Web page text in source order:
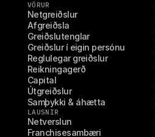
VÖRUR
Netgreiðslur
Afgreiðsla
Greiðslutenglar
Greiðslur í eigin persónu
Reglulegar greiðslur
Reikningagerð
Capital
Útgreiðslur
Samþykki & áhætta
LAUSNIR
Netverslun
Franchisesambæri